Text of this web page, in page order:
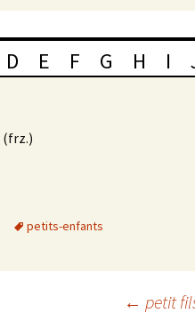
D E F G H I
(frz.)
petits-enfants
← petit